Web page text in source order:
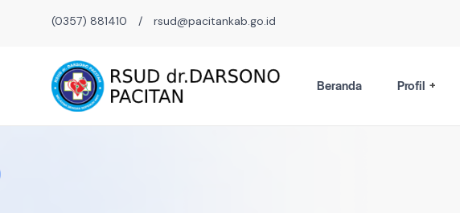
(0357) 881410 / rsud@pacitankab.go.id
Beranda Profil